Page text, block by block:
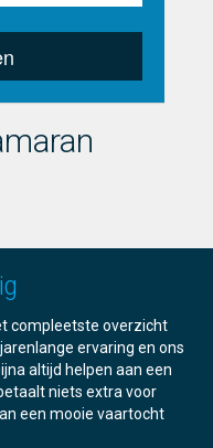
compleetste overzicht
ervaring en ons
altijd helpen aan een
niets extra voor
een mooie vaartocht